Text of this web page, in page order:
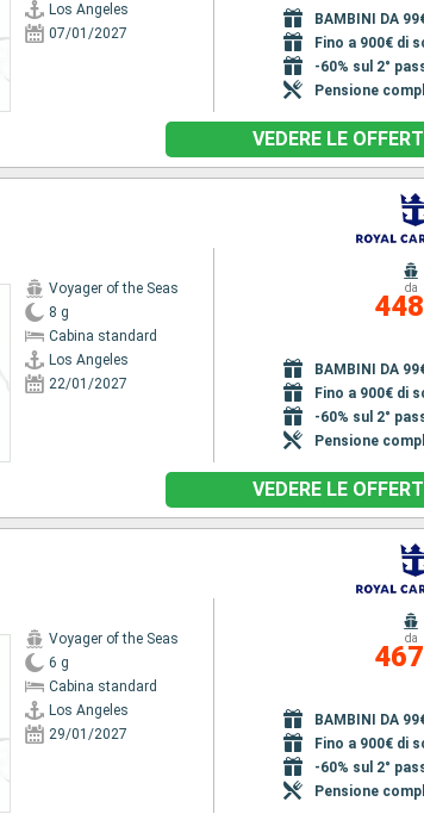
Los Angeles
07/01/2027
BAMBINI DA
Fino a 900€ di
-60% sul 2°
Pensione
VEDERE LE
Voyager of the Seas
8 g
Cabina standard
Los Angeles
22/01/2027
da
BAMBINI DA
Fino a 900€ di
-60% sul 2°
Pensione
VEDERE LE
Voyager of the Seas
6 g
Cabina standard
Los Angeles
29/01/2027
da
BAMBINI DA
Fino a 900€ di
-60% sul 2°
Pensione